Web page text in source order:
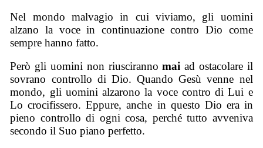
Nel mondo malvagio in cui viviamo, gli uomini
alzano la voce in continuazione contro Dio come
sempre hanno fatto.
Però gli uomini non riuscirannomai ad ostacolare il
sovrano controllo di Dio. Quando Gesù venne nel
mondo, gli uomini alzarono la voce contro di Lui e
Lo crocifissero. Eppure, anche in questo Dio era in
pieno controllo di ogni cosa, perché tutto avveniva
secondo il Suo piano perfetto.